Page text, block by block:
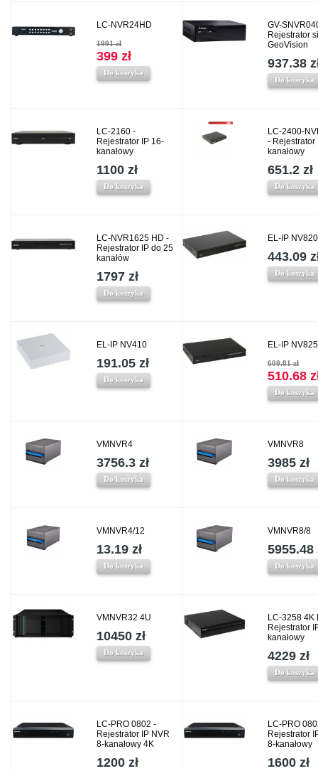
LC-NVR24HD
1991 zł
399 zł
Do koszyka
GV-
Rejestrator
GeoVision
937.38
Do koszyka
LC-2160 -
Rejestrator IP 16-
kanałowy
1100 zł
Do koszyka
LC-2400-
- Rejestrator
kanałowy
651.2 zł
Do koszyka
LC-NVR1625 HD -
Rejestrator IP do 25
kanałów
1797 zł
Do koszyka
EL-IP NV820
443.09
Do koszyka
EL-IP NV410
191.05 zł
Do koszyka
EL-IP NV825
600.81 zł
510.68
Do koszyka
VMNVR4
3756.3 zł
Do koszyka
VMNVR8
3985 zł
Do koszyka
VMNVR4/12
13.19 zł
Do koszyka
VMNVR8/8
5955.48
Do koszyka
VMNVR32 4U
10450 zł
Do koszyka
LC-3258 4K
Rejestrator
kanałowy
4229 zł
Do koszyka
LC-PRO 0802 -
Rejestrator IP NVR
8-kanałowy 4K
1200 zł
LC-PRO
Rejestrator
8-kanałowy
1600 zł